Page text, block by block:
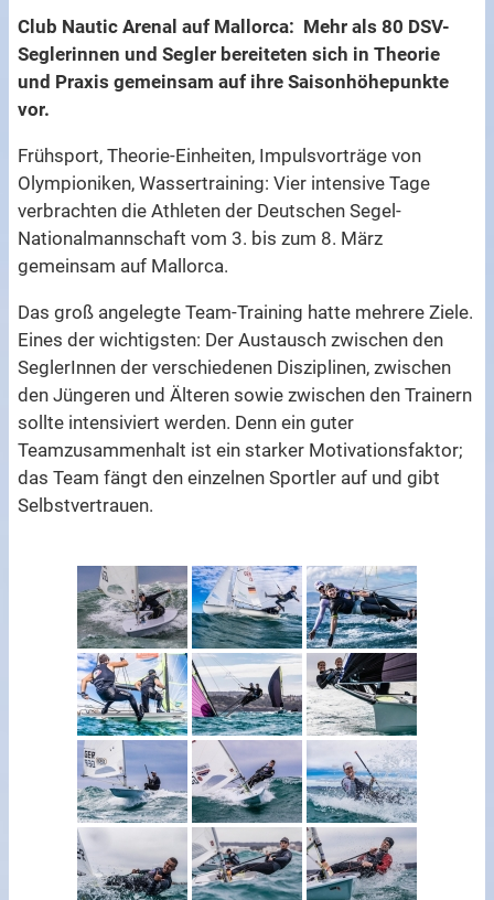
Club Nautic Arenal auf Mallorca: Mehr als 80 DSV-
Seglerinnen und Segler bereiteten sich in Theorie
und Praxis gemeinsam auf ihre Saisonhöhepunkte
vor.
Frühsport, Theorie-Einheiten, Impulsvorträge von
Olympioniken, Wassertraining: Vier intensive Tage
verbrachten die Athleten der Deutschen Segel-
Nationalmannschaft vom 3. bis zum 8. März
gemeinsam auf Mallorca.
Das groß angelegte Team-Training hatte mehrere Ziele.
Eines der wichtigsten: Der Austausch zwischen den
SeglerInnen der verschiedenen Disziplinen, zwischen
den Jüngeren und Älteren sowie zwischen den Trainern
sollte intensiviert werden. Denn ein guter
Teamzusammenhalt ist ein starker Motivationsfaktor;
das Team fängt den einzelnen Sportler auf und gibt
Selbstvertrauen.